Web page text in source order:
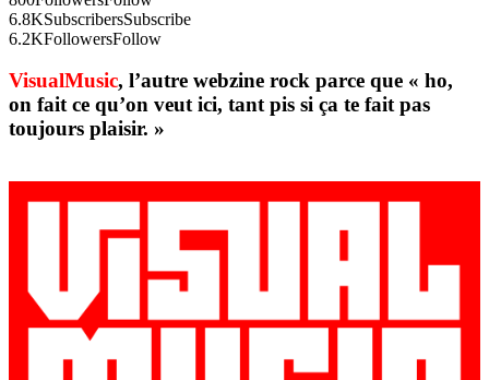
6.8KSubscribersSubscribe
6.2KFollowersFollow
VisualMusic, l’autre webzine rock parce que « ho,
on fait ce qu’on veut ici, tant pis si ça te fait pas
toujours plaisir. »